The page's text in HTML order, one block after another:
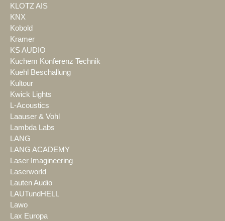
KLOTZ AIS
KNX
Kobold
Kramer
KS AUDIO
Kuchem Konferenz Technik
Kuehl Beschallung
Kultour
Kwick Lights
L-Acoustics
Laauser & Vohl
Lambda Labs
LANG
LANG ACADEMY
Laser Imagineering
Laserworld
Lauten Audio
LAUTundHELL
Lawo
Lax Europa